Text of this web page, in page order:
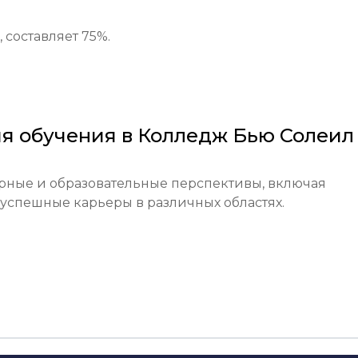
подтверждение наличия средств для
каждого года.]
по электронной почте в течение 4
75%.
обучения в Колледж Бью Солеил
и образовательные перспективы, включая
карьеры в различных областях.